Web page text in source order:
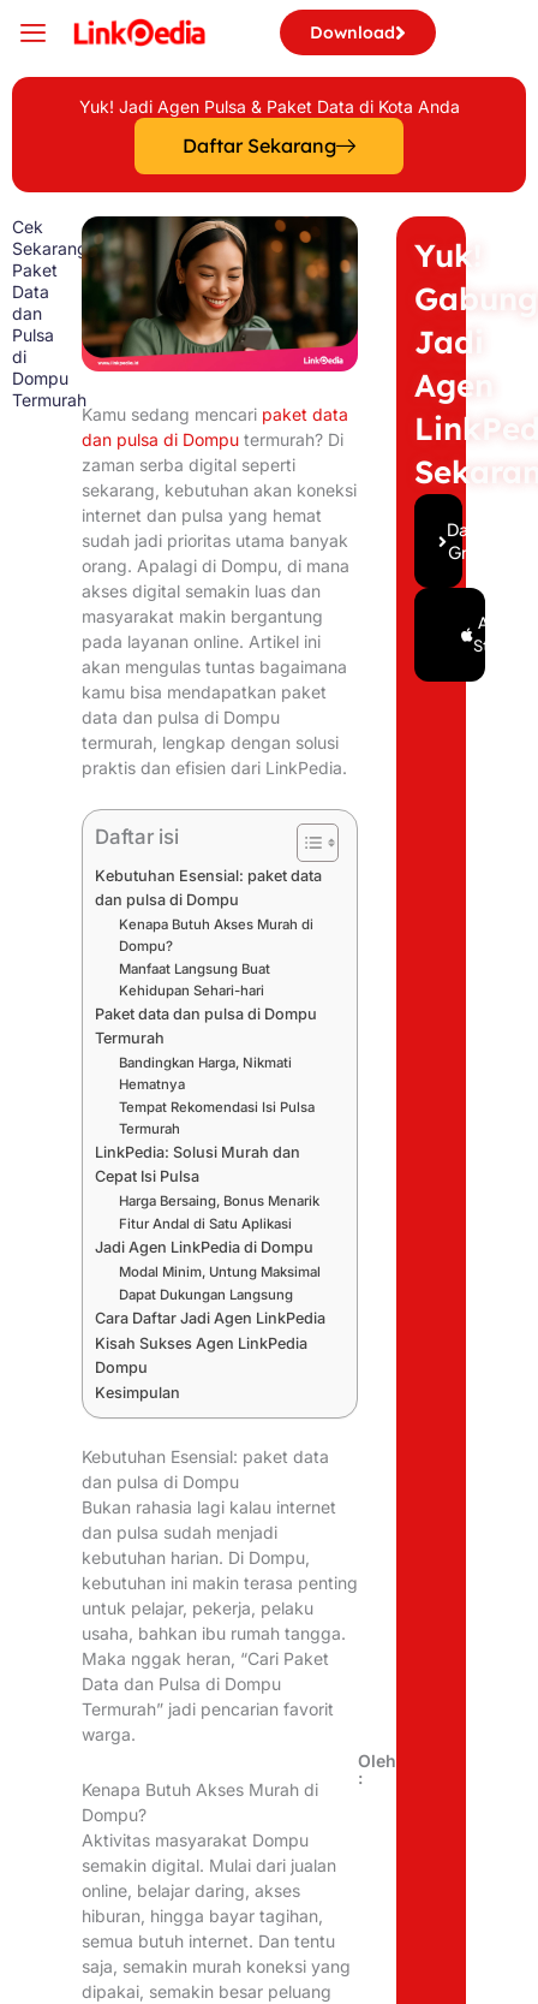
Download
Yuk! Jadi Agen Pulsa & Paket Data di Kota Anda
Daftar Sekarang
Cek
Sekarang!
Paket
Data
dan
Pulsa
di
Dompu
Termurah
Kamu sedang mencari paket data
dan pulsa di Dompu termurah? Di
zaman serba digital seperti
sekarang, kebutuhan akan koneksi
internet dan pulsa yang hemat
sudah jadi prioritas utama banyak
orang. Apalagi di Dompu, di mana
akses digital semakin luas dan
masyarakat makin bergantung
pada layanan online. Artikel ini
akan mengulas tuntas bagaimana
kamu bisa mendapatkan paket
data dan pulsa di Dompu
termurah, lengkap dengan solusi
praktis dan efisien dari LinkPedia.
Daftar isi
Kebutuhan Esensial: paket data
dan pulsa di Dompu
Kenapa Butuh Akses Murah di
Dompu?
Manfaat Langsung Buat
Kehidupan Sehari-hari
Paket data dan pulsa di Dompu
Termurah
Bandingkan Harga, Nikmati
Hematnya
Tempat Rekomendasi Isi Pulsa
Termurah
LinkPedia: Solusi Murah dan
Cepat Isi Pulsa
Harga Bersaing, Bonus Menarik
Fitur Andal di Satu Aplikasi
Jadi Agen LinkPedia di Dompu
Modal Minim, Untung Maksimal
Dapat Dukungan Langsung
Cara Daftar Jadi Agen LinkPedia
Kisah Sukses Agen LinkPedia
Dompu
Kesimpulan
Kebutuhan Esensial: paket data
dan pulsa di Dompu
Bukan rahasia lagi kalau internet
dan pulsa sudah menjadi
kebutuhan harian. Di Dompu,
kebutuhan ini makin terasa penting
untuk pelajar, pekerja, pelaku
usaha, bahkan ibu rumah tangga.
Maka nggak heran, “Cari Paket
Data dan Pulsa di Dompu
Termurah” jadi pencarian favorit
warga.
Kenapa Butuh Akses Murah di
Dompu?
Aktivitas masyarakat Dompu
semakin digital. Mulai dari jualan
online, belajar daring, akses
hiburan, hingga bayar tagihan,
semua butuh internet. Dan tentu
saja, semakin murah koneksi yang
dipakai, semakin besar peluang
Oleh
:
Yuk!
Gabung
Jadi
Agen
Daftar
Gratis
Google
Play
App
Store